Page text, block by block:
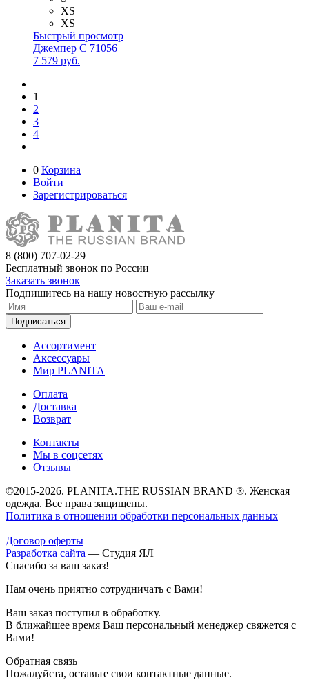
XS
XS
Быстрый просмотр
Джемпер С 71056
7 579 руб.
1
2
3
4
0 Корзина
Войти
Зарегистрироваться
8 (800) 707-02-29
Бесплатный звонок по России
Заказать звонок
Подпишитесь на нашу новостную рассылку
Подписаться
Ассортимент
Аксессуары
Мир PLANITA
Оплата
Доставка
Возврат
Контакты
Мы в соцсетях
Отзывы
©2015-2026. PLANITA.THE RUSSIAN BRAND ®. Женская
одежда. Все права защищены.
Политика в отношении обработки персональных данных
Договор оферты
Разработка сайта — Студия ЯЛ
Спасибо за ваш заказ!
Нам очень приятно сотрудничать с Вами!
Ваш заказ поступил в обработку.
В ближайшее время Ваш персональный менеджер свяжется с
Вами!
Обратная связь
Пожалуйста, оставьте свои контактные данные.